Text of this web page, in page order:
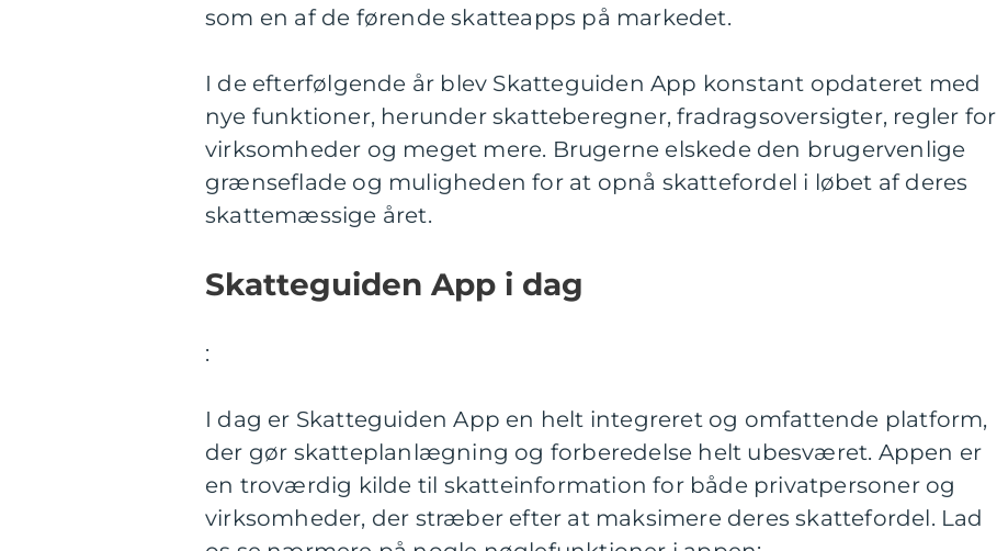
som en af de førende skatteapps på markedet.
I de efterfølgende år blev Skatteguiden App konstant opdateret med
nye funktioner, herunder skatteberegner, fradragsoversigter, regler for
virksomheder og meget mere. Brugerne elskede den brugervenlige
grænseflade og muligheden for at opnå skattefordel i løbet af deres
skattemæssige året.
Skatteguiden App i dag
:
I dag er Skatteguiden App en helt integreret og omfattende platform,
der gør skatteplanlægning og forberedelse helt ubesværet. Appen er
en troværdig kilde til skatteinformation for både privatpersoner og
virksomheder, der stræber efter at maksimere deres skattefordel. Lad